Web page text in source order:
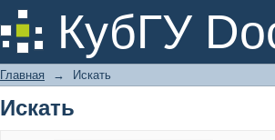
КубГУ
Искать
Главная → Искать
Искать